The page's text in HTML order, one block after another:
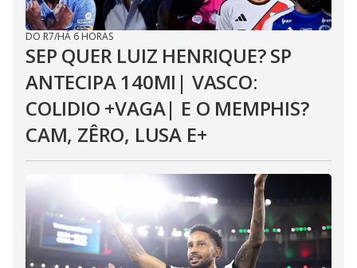
DO R7/HÁ 6 HORAS
SEP QUER LUIZ HENRIQUE? SP
ANTECIPA 140MI| VASCO:
COLIDIO +VAGA| E O MEMPHIS?
CAM, ZÊRO, LUSA E+